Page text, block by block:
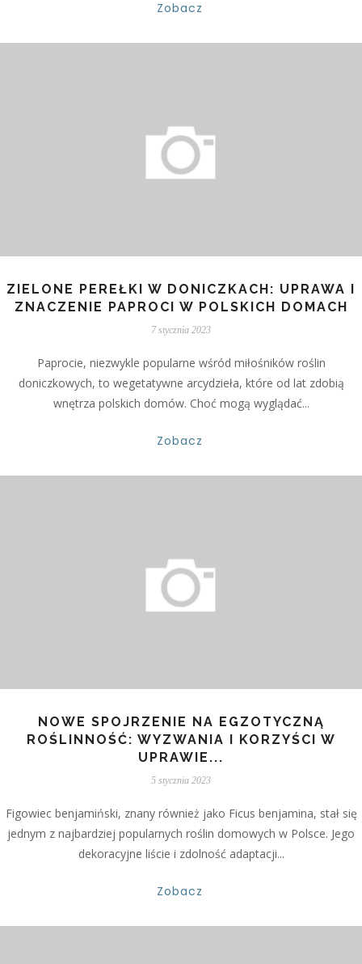
Zobacz
ZIELONE PEREŁKI W DONICZKACH: UPRAWA I
ZNACZENIE PAPROCI W POLSKICH DOMACH
7 stycznia 2023
Paprocie, niezwykle popularne wśród miłośników roślin
doniczkowych, to wegetatywne arcydzieła, które od lat zdobią
wnętrza polskich domów. Choć mogą wyglądać...
Zobacz
NOWE SPOJRZENIE NA EGZOTYCZNĄ
ROŚLINNOŚĆ: WYZWANIA I KORZYŚCI W
UPRAWIE...
5 stycznia 2023
Figowiec benjamiński, znany również jako Ficus benjamina, stał się
jednym z najbardziej popularnych roślin domowych w Polsce. Jego
dekoracyjne liście i zdolność adaptacji...
Zobacz